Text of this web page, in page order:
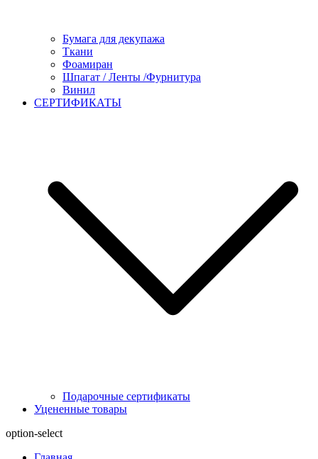
Бумага для декупажа
Ткани
Фоамиран
Шпагат / Ленты /Фурнитура
Винил
СЕРТИФИКАТЫ
Подарочные сертификаты
Уцененные товары
option-select